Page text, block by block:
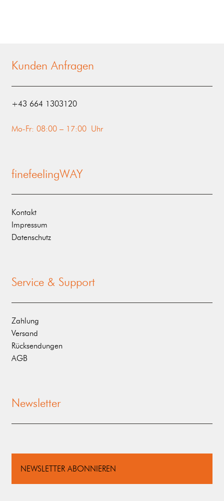
Kunden Anfragen
‭+43 664 1303120‬
Mo-Fr: 08:00 – 17:00 Uhr
finefeelingWAY
Kontakt
Impressum
Datenschutz
Service & Support
Zahlung
Versand
Rücksendungen
AGB
Newsletter
NEWSLETTER ABONNIEREN